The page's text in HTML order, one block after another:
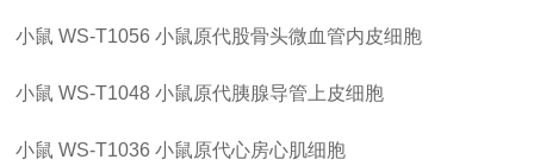
小鼠 WS-T1056 小鼠原代股骨头微血管内皮细胞
小鼠 WS-T1048 小鼠原代胰腺导管上皮细胞
小鼠 WS-T1036 小鼠原代心房心肌细胞